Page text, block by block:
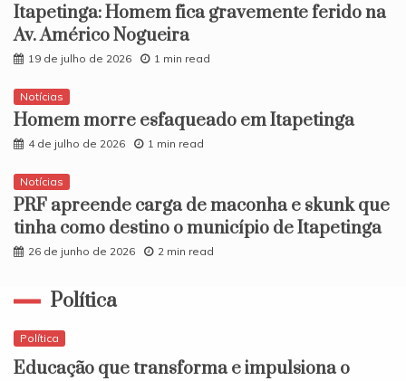
Itapetinga: Homem fica gravemente ferido na
Av. Américo Nogueira
19 de julho de 2026 1 min read
Notícias
Homem morre esfaqueado em Itapetinga
4 de julho de 2026 1 min read
Notícias
PRF apreende carga de maconha e skunk que
tinha como destino o município de Itapetinga
26 de junho de 2026 2 min read
Política
Política
Educação que transforma e impulsiona o